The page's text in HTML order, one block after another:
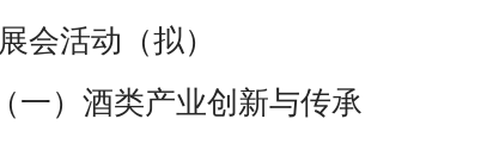
展会活动（拟）
（一）酒类产业创新与传承